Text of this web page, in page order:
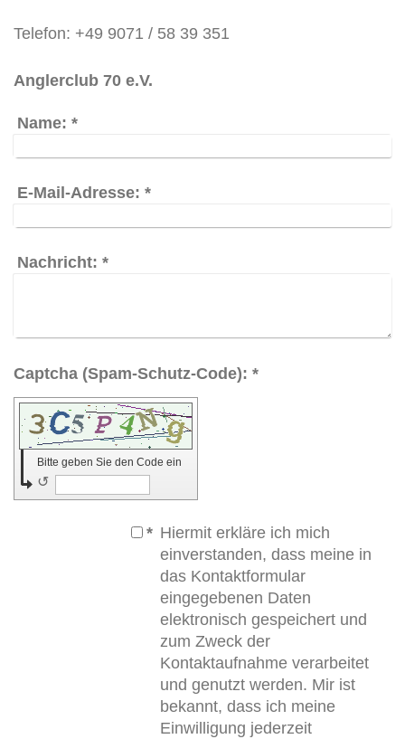
Telefon: +49 9071 / 58 39 351
Anglerclub 70 e.V.
Name: *
E-Mail-Adresse: *
Nachricht: *
Captcha (Spam-Schutz-Code): *
Bitte geben Sie den Code ein
↺
* Hiermit erkläre ich mich
einverstanden, dass meine in
das Kontaktformular
eingegebenen Daten
elektronisch gespeichert und
zum Zweck der
Kontaktaufnahme verarbeitet
und genutzt werden. Mir ist
bekannt, dass ich meine
Einwilligung jederzeit